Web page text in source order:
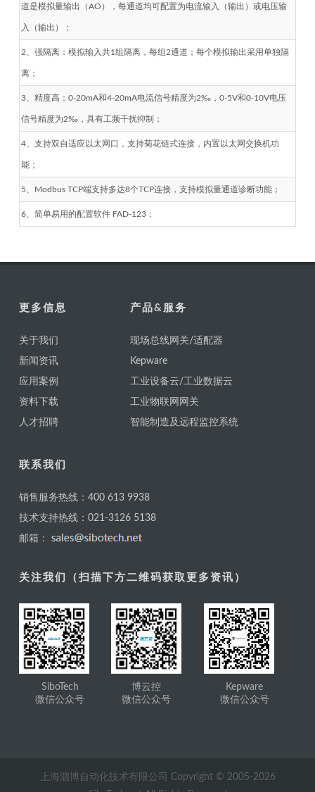
道是模拟量输出（AO），每通道均可配置为电流输入（输出）或电压输
入（输出）；
2、强隔离：模拟输入共1组隔离，每组2通道；每个模拟输出采用单独隔
离；
3、精度高：0-20mA和4-20mA电流信号精度为2‰，0-5V和0-10V电压
信号精度为2‰，具有工频干扰抑制；
4、支持双自适应以太网口，支持菊花链式连接，内置以太网交换机功
能；
5、Modbus TCP端支持多达8个TCP连接，支持模拟量通道诊断功能；
6、简单易用的配置软件 FAD-123；
更多信息
关于我们
新闻资讯
应用案例
资料下载
人才招聘
产品&服务
现场总线网关/适配器
Kepware
工业设备云/工业数据云
工业物联网网关
智能制造及远程监控系统
联系我们
销售服务热线：400 613 9938
技术支持热线：021-3126 5138
邮箱：
关注我们（扫描下方二维码获取更多资讯）
SiboTech
微信公众号
博云控
微信公众号
Kepware
微信公众号
上海泗博自动化技术有限公司 Copyright © 2005-2026